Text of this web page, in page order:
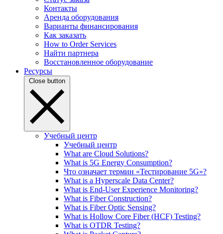
Контакты
Аренда оборудования
Варианты финансирования
Как заказать
How to Order Services
Найти партнера
Восстановленное оборудование
Ресурсы
Close button
Учебный центр
Учебный центр
What are Cloud Solutions?
What is 5G Energy Consumption?
Что означает термин «Тестирование 5G»?
What is a Hyperscale Data Center?
What is End-User Experience Monitoring?
What is Fiber Construction?
What is Fiber Optic Sensing?
What is Hollow Core Fiber (HCF) Testing?
What is OTDR Testing?